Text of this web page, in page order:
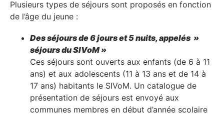
Plusieurs types de séjours sont proposés en fonction
de l’âge du jeune :
Des séjours de 6 jours et 5 nuits, appelés »
séjours du SIVoM »
Ces séjours sont ouverts aux enfants (de 6 à 11
ans) et aux adolescents (11 à 13 ans et de 14 à
17 ans) habitants le SIVoM. Un catalogue de
présentation de séjours est envoyé aux
communes membres en début d’année scolaire